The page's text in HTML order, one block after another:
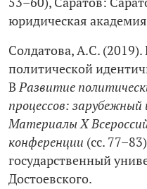
юридическая
Солдатова, А.С.
политической
ВРазвитие
процессов:
Материалы X
конференции (сc.
государственный
Достоевского.